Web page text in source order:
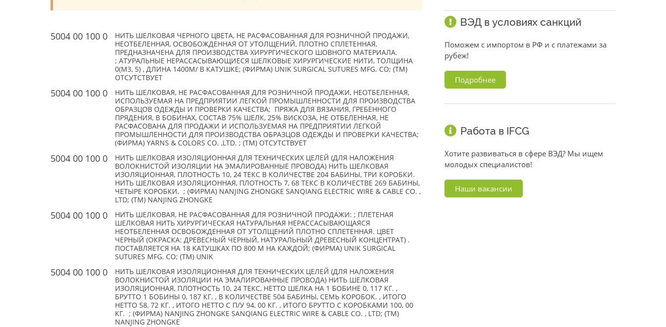
5004 00 100 0
НИТЬ ШЕЛКОВАЯ ЧЕРНОГО ЦВЕТА, НЕ РАСФАСОВАННАЯ ДЛЯ РОЗНИЧНОЙ ПРОДАЖИ,
НЕОТБЕЛЕННАЯ, ОСВОБОЖДЕННАЯ ОТ УТОЛЩЕНИЙ, ПЛОТНО СПЛЕТЕННАЯ,
ПРЕДНАЗНАЧЕНА ДЛЯ ПРОИЗВОДСТВА ХИРУРГИЧЕСКОГО ШОВНОГО МАТЕРИАЛА.
; АТУРАЛЬНЫЕ НЕРАССАСЫВАЮЩИЕСЯ ШЕЛКОВЫЕ ХИРУРГИЧЕСКИЕ НИТИ, ТОЛЩИНА
0(M3, 5) , ДЛИНА 1400М/ В КАТУШКЕ; (ФИРМА) UNIK SURGICAL SUTURES MFG. CO; (TM)
ОТСУТСТВУЕТ
5004 00 100 0
НИТЬ ШЕЛКОВАЯ, НЕ РАСФАСОВАННАЯ ДЛЯ РОЗНИЧНОЙ ПРОДАЖИ, НЕОТБЕЛЕННАЯ,
ИСПОЛЬЗУЕМАЯ НА ПРЕДПРИЯТИИ ЛЕГКОЙ ПРОМЫШЛЕННОСТИ ДЛЯ ПРОИЗВОДСТВА
ОБРАЗЦОВ ОДЕЖДЫ И ПРОВЕРКИ КАЧЕСТВА; ПРЯЖА ДЛЯ ВЯЗАНИЯ, ГРЕБЕННОГО
ПРЯДЕНИЯ, В БОБИНАХ, СОСТАВ 75% ШЕЛК, 25% ВИСКОЗА, НЕ ОТБЕЛЕННАЯ, НЕ
РАСФАСОВАНА ДЛЯ ПРОДАЖИ И ИСПОЛЬЗУЕМАЯ НА ПРЕДПРИЯТИИ ЛЕГКОЙ
ПРОМЫШЛЕННОСТИ ДЛЯ ПРОИЗВОДСТВА ОБРАЗЦОВ ОДЕЖДЫ И ПРОВЕРКИ КАЧЕСТВА;
(ФИРМА) YARNS & COLORS CO. ,LTD. ; (TM) ОТСУТСТВУЕТ
5004 00 100 0
НИТЬ ШЕЛКОВАЯ ИЗОЛЯЦИОННАЯ ДЛЯ ТЕХНИЧЕСКИХ ЦЕЛЕЙ (ДЛЯ НАЛОЖЕНИЯ
ВОЛОКНИСТОЙ ИЗОЛЯЦИИ НА ЭМАЛИРОВАННЫЕ ПРОВОДА) НИТЬ ШЕЛКОВАЯ
ИЗОЛЯЦИОННАЯ, ПЛОТНОСТЬ 10, 24 ТЕКС В КОЛИЧЕСТВЕ 204 БАБИНЫ, ТРИ КОРОБКИ.
НИТЬ ШЕЛКОВАЯ ИЗОЛЯЦИОННАЯ, ПЛОТНОСТЬ 7, 68 ТЕКС В КОЛИЧЕСТВЕ 269 БАБИНЫ,
ЧЕТЫРЕ КОРОБКИ. ; (ФИРМА) NANJING ZHONGKE SANQIANG ELECTRIC WIRE & CABLE CO. ,
LTD; (TM) NANJING ZHONGKE
5004 00 100 0
НИТЬ ШЕЛКОВАЯ, НЕ РАСФАСОВАННАЯ ДЛЯ РОЗНИЧНОЙ ПРОДАЖИ: ; ПЛЕТЕНАЯ
ШЕЛКОВАЯ НИТЬ ХИРУРГИЧЕСКАЯ НАТУРАЛЬНАЯ НЕРАССАСЫВАЮЩАЯСЯ
НЕОТБЕЛЕННАЯ ОСВОБОЖДЕННАЯ ОТ УТОЛЩЕНИЙ ПЛОТНО СПЛЕТЕННАЯ. ЦВЕТ
ЧЕРНЫЙ (ОКРАСКА: ДРЕВЕСНЫЙ ЧЕРНЫЙ, НАТУРАЛЬНЫЙ ДРЕВЕСНЫЙ КОНЦЕНТРАТ) .
ПОСТАВЛЯЕТСЯ НА 18 КАТУШКАХ ПО 800 М НА КАЖДОЙ; (ФИРМА) UNIK SURGICAL
SUTURES MFG. CO; (TM) UNIK
5004 00 100 0
НИТЬ ШЕЛКОВАЯ ИЗОЛЯЦИОННАЯ ДЛЯ ТЕХНИЧЕСКИХ ЦЕЛЕЙ (ДЛЯ НАЛОЖЕНИЯ
ВОЛОКНИСТОЙ ИЗОЛЯЦИИ НА ЭМАЛИРОВАННЫЕ ПРОВОДА) НИТЬ ШЕЛКОВАЯ
ИЗОЛЯЦИОННАЯ, ПЛОТНОСТЬ 10, 24 ТЕКС, НЕТТО ШЕЛКА НА 1 БОБИНЕ 0, 117 КГ. ,
БРУТТО 1 БОБИНЫ 0, 187 КГ. , В КОЛИЧЕСТВЕ 504 БАБИНЫ, СЕМЬ КОРОБОК. , ИТОГО
НЕТТО 58, 72 КГ. , ИТОГО НЕТТО С П/У 94, 00 КГ. , ИТОГО БРУТТО С КОРОБКАМИ 100, 00
КГ. ; (ФИРМА) NANJING ZHONGKE SANQIANG ELECTRIC WIRE & CABLE CO. , LTD; (TM)
NANJING ZHONGKE
ВЭД в условиях санкций
Поможем с импортом в РФ и с платежами за
рубеж!
Подробнее
Работа в IFCG
Хотите развиваться в сфере ВЭД? Мы ищем
молодых специалистов!
Наши вакансии